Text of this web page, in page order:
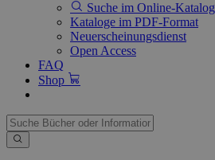
Suche im Online-Katalog
Kataloge im PDF-Format
Neuerscheinungsdienst
Open Access
FAQ
Shop